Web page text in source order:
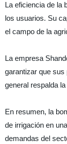
La eficiencia de la
los usuarios. Su
el campo de la
La empresa
garantizar que sus
general respalda
En resumen, la
de irrigación en
demandas del